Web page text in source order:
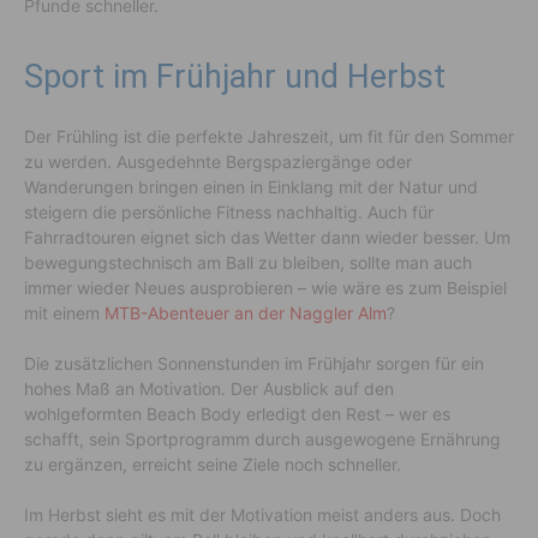
Pfunde schneller.
Sport im Frühjahr und Herbst
Der Frühling ist die perfekte Jahreszeit, um fit für den Sommer
zu werden. Ausgedehnte Bergspaziergänge oder
Wanderungen bringen einen in Einklang mit der Natur und
steigern die persönliche Fitness nachhaltig. Auch für
Fahrradtouren eignet sich das Wetter dann wieder besser. Um
bewegungstechnisch am Ball zu bleiben, sollte man auch
immer wieder Neues ausprobieren – wie wäre es zum Beispiel
mit einem MTB-Abenteuer an der Naggler Alm?
Die zusätzlichen Sonnenstunden im Frühjahr sorgen für ein
hohes Maß an Motivation. Der Ausblick auf den
wohlgeformten Beach Body erledigt den Rest – wer es
schafft, sein Sportprogramm durch ausgewogene Ernährung
zu ergänzen, erreicht seine Ziele noch schneller.
Im Herbst sieht es mit der Motivation meist anders aus. Doch